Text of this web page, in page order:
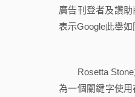
廣告刊登者及讚
表示Google此舉如
Rosetta Stone
為一個關鍵字使